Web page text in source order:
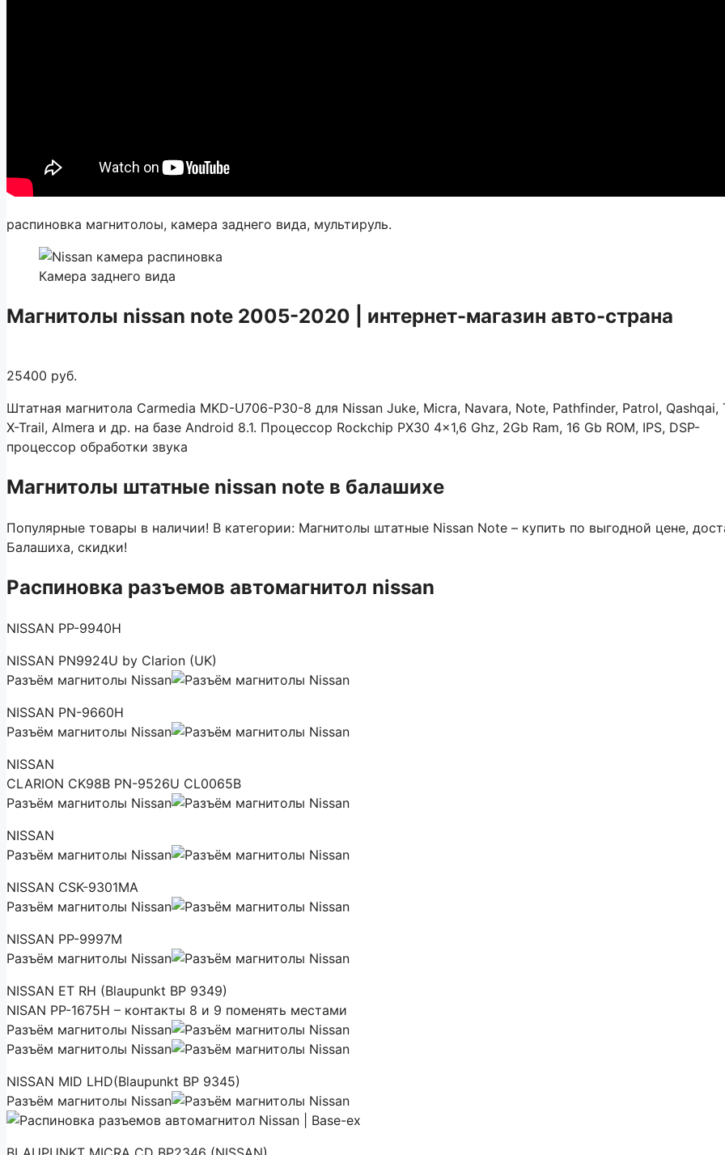
распиновка магнитолоы, камера заднего вида, мультируль.
Камера заднего вида
Магнитолы nissan note 2005-2020 | интернет-магазин авто-страна
25400 руб.
Штатная магнитола Carmedia MKD-U706-P30-8 для Nissan Juke, Micra, Navara, Note, Pathfinder, Patrol, Qashqai,
X-Trail, Almera и др. на базе Android 8.1. Процессор Rockchip PX30 4×1,6 Ghz, 2Gb Ram, 16 Gb ROM, IPS, DSP-
процессор обработки звука
Магнитолы штатные nissan note в балашихе
Популярные товары в наличии! В категории: Магнитолы штатные Nissan Note – купить по выгодной цене,
Балашиха, скидки!
Распиновка разъемов автомагнитол nissan
NISSAN PP-9940H
NISSAN PN9924U by Clarion (UK)
Разъём магнитолы Nissan
NISSAN PN-9660H
Разъём магнитолы Nissan
NISSAN
CLARION CK98B PN-9526U CL0065B
Разъём магнитолы Nissan
NISSAN
Разъём магнитолы Nissan
NISSAN CSK-9301MA
Разъём магнитолы Nissan
NISSAN PP-9997M
Разъём магнитолы Nissan
NISSAN ET RH (Blaupunkt BP 9349)
NISAN PP-1675H – контакты 8 и 9 поменять местами
Разъём магнитолы Nissan
Разъём магнитолы Nissan
NISSAN MID LHD(Blaupunkt BP 9345)
Разъём магнитолы Nissan